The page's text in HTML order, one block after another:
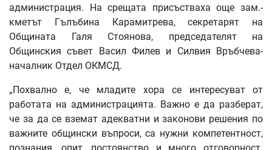
администрация. На срещата присъстваха още зам.-
кметът Гълъбина Карамитрева, секретарят на
Общината Галя Стоянова, председателят на
Общинския съвет Васил Филев и Силвия Връбчева-
началник Отдел ОКМСД.
„Похвално е, че младите хора се интересуват от
работата на администрацията. Важно е да разберат,
че за да се вземат адекватни и законови решения по
важните общински въпроси, са нужни компетентност,